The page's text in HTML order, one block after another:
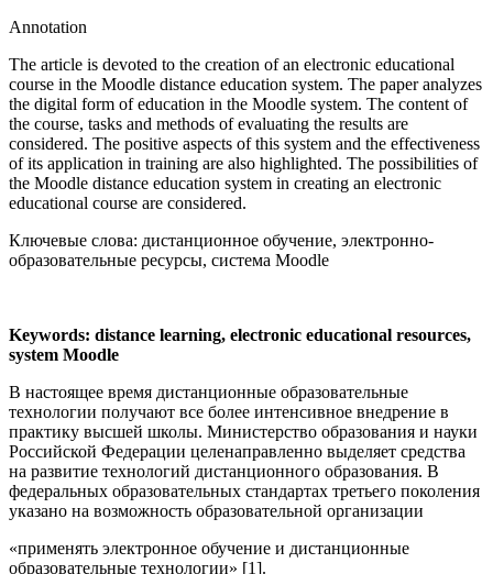
Annotation
The article is devoted to the creation of an electronic educational
course in the Moodle distance education system. The paper analyzes
the digital form of education in the Moodle system. The content of
the course, tasks and methods of evaluating the results are
considered. The positive aspects of this system and the effectiveness
of its application in training are also highlighted. The possibilities of
the Moodle distance education system in creating an electronic
educational course are considered.
Ключевые слова: дистанционное обучение, электронно-
образовательные ресурсы, система Moodle
Keywords: distance learning, electronic educational resources,
system Moodle
В настоящее время дистанционные образовательные
технологии получают все более интенсивное внедрение в
практику высшей школы. Министерство образования и науки
Российской Федерации целенаправленно выделяет средства
на развитие технологий дистанционного образования. В
федеральных образовательных стандартах третьего поколения
указано на возможность образовательной организации
«применять электронное обучение и дистанционные
образовательные технологии» [1].